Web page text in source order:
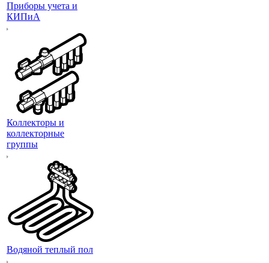
Приборы учета и
КИПиА
Коллекторы и
коллекторные
группы
Водяной теплый пол